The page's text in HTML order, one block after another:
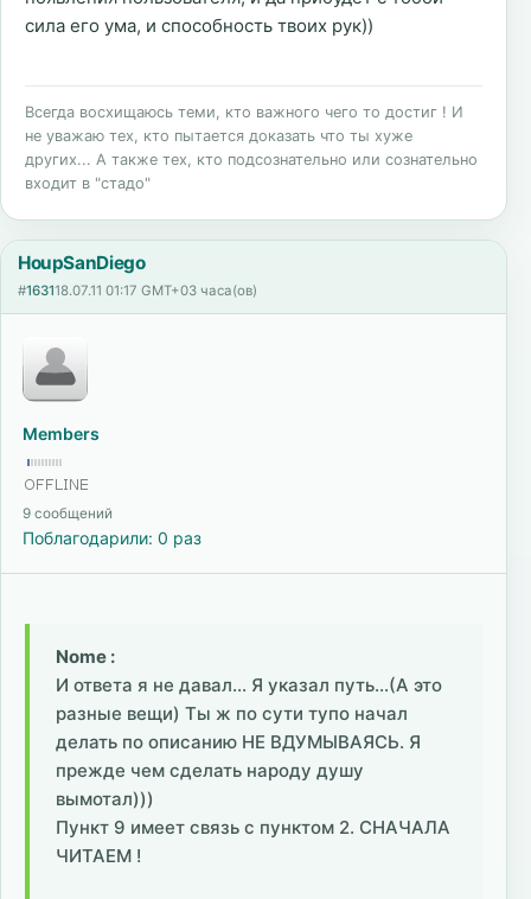
сила его ума, и способность твоих рук))
Всегда восхищаюсь теми, кто важного чего то достиг ! И
не уважаю тех, кто пытается доказать что ты хуже
других... А также тех, кто подсознательно или сознательно
входит в "стадо"
HoupSanDiego
#163118.07.11 01:17 GMT+03 часа(ов)
Members
9 сообщений
Поблагодарили: 0 раз
Nome :
И ответа я не давал... Я указал путь...(А это
разные вещи) Ты ж по сути тупо начал
делать по описанию НЕ ВДУМЫВАЯСЬ. Я
прежде чем сделать народу душу
вымотал)))
Пункт 9 имеет связь с пунктом 2. СНАЧАЛА
ЧИТАЕМ !